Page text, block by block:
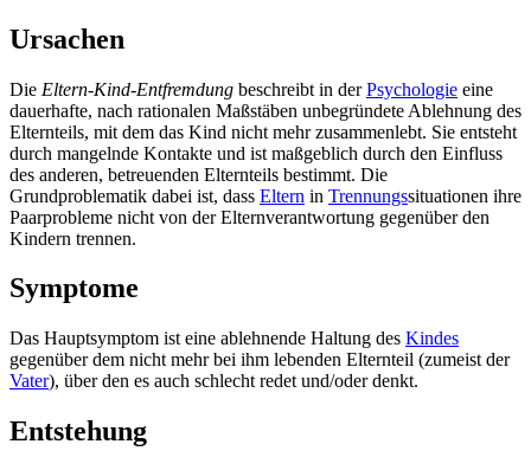
Ursachen
Die Eltern-Kind-Entfremdung beschreibt in derPsychologie eine
dauerhafte, nach rationalen Maßstäben unbegründete Ablehnung des
Elternteils, mit dem das Kind nicht mehr zusammenlebt. Sie entsteht
durch mangelnde Kontakte und ist maßgeblich durch den Einfluss
des anderen, betreuenden Elternteils bestimmt. Die
Grundproblematik dabei ist, dass Eltern in Trennungs­situationen ihre
Paarprobleme nicht von der Eltern­verantwortung gegenüber den
Kindern trennen.
Symptome
Das Hauptsymptom ist eine ablehnende Haltung des Kindes
gegenüber dem nicht mehr bei ihm lebenden Elternteil (zumeist der
Vater), über den es auch schlecht redet und/oder denkt.
Entstehung